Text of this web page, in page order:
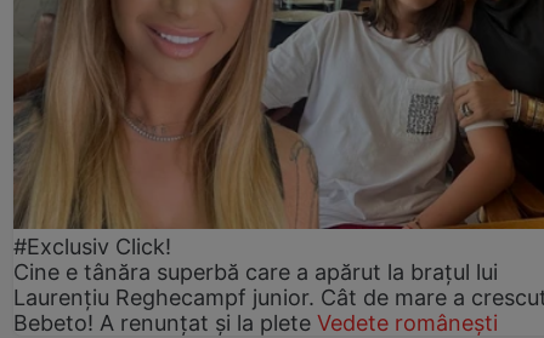
#Exclusiv Click!
Cine e tânăra superbă care a apărut la brațul lui
Laurențiu Reghecampf junior. Cât de mare a
Bebeto! A renunțat și la plete Vedete românești